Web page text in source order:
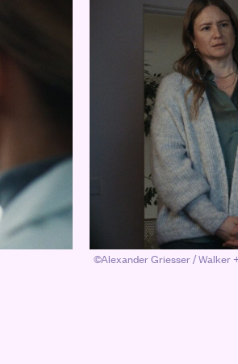
©Alexander Griesser / Walker